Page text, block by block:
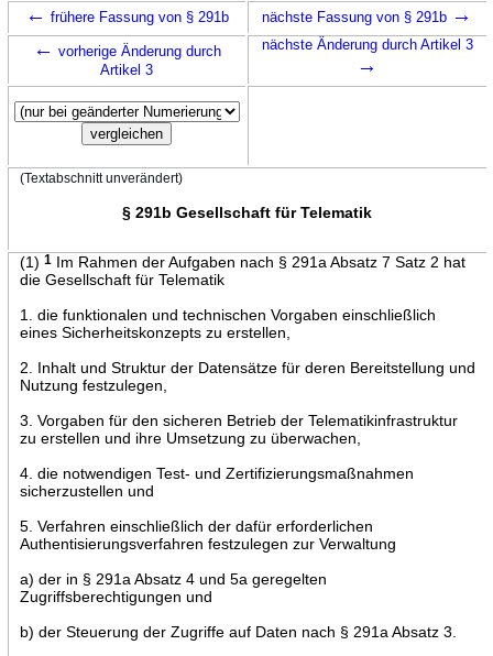
← frühere Fassung von § 291b nächste Fassung von § 291b →
← vorherige Änderung durch
Artikel 3
nächste Änderung durch Artikel 3
→
(Textabschnitt unverändert)
§ 291b Gesellschaft für Telematik
(1) 1Im Rahmen der Aufgaben nach § 291a Absatz 7 Satz 2 hat
die Gesellschaft für Telematik
1. die funktionalen und technischen Vorgaben einschließlich
eines Sicherheitskonzepts zu erstellen,
2. Inhalt und Struktur der Datensätze für deren Bereitstellung und
Nutzung festzulegen,
3. Vorgaben für den sicheren Betrieb der Telematikinfrastruktur
zu erstellen und ihre Umsetzung zu überwachen,
4. die notwendigen Test- und Zertifizierungsmaßnahmen
sicherzustellen und
5. Verfahren einschließlich der dafür erforderlichen
Authentisierungsverfahren festzulegen zur Verwaltung
a) der in § 291a Absatz 4 und 5a geregelten
Zugriffsberechtigungen und
b) der Steuerung der Zugriffe auf Daten nach § 291a Absatz 3.